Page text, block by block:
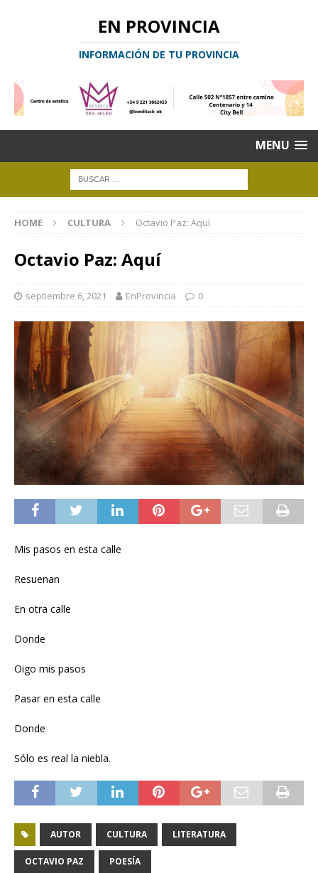
EN PROVINCIA
INFORMACIÓN DE TU PROVINCIA
MENU
HOME CULTURA Octavio Paz: Aquí
Octavio Paz: Aquí
septiembre 6, 2021 EnProvincia 0
Mis pasos en esta calle
Resuenan
En otra calle
Donde
Oigo mis pasos
Pasar en esta calle
Donde
Sólo es real la niebla.
AUTOR CULTURA LITERATURA
OCTAVIO PAZ POESÍA